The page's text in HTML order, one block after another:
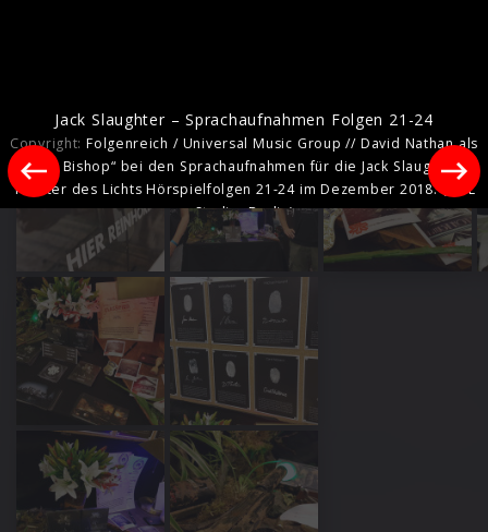
Jack Slaughter – Sprachaufnahmen Folgen 21-24
Copyright:Folgenreich / Universal Music Group // David Nathan als
„Tony Bishop“ bei den Sprachaufnahmen für die Jack Slaughter -
Tochter des Lichts Hörspielfolgen 21-24 im Dezember 2018. (STIL
Studio, Berlin)